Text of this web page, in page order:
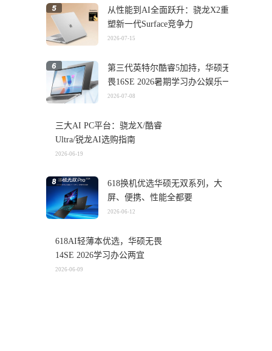
从性能到AI全面跃升：骁龙X2重
塑新一代Surface竞争力
2026-07-15
第三代英特尔酷睿5加持，华硕无
畏16SE 2026暑期学习办公娱乐一
机搞定
2026-07-08
三大AI PC平台：骁龙X/酷睿
Ultra/锐龙AI选购指南
2026-06-19
618换机优选华硕无双系列，大
屏、便携、性能全都要
2026-06-12
618AI轻薄本优选，华硕无畏
14SE 2026学习办公两宜
2026-06-09